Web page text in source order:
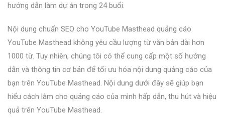
hướng dẫn làm dự án trong 24 buổi.
Nội dung chuẩn SEO cho YouTube Masthead quảng cáo
YouTube Masthead không yêu cầu lượng từ văn bản dài hơn
1000 từ. Tuy nhiên, chúng tôi có thể cung cấp một số hướng
dẫn và thông tin cơ bản để tối ưu hóa nội dung quảng cáo của
bạn trên YouTube Masthead. Nội dung dưới đây sẽ giúp bạn
hiểu cách làm cho quảng cáo của mình hấp dẫn, thu hút và hiệu
quả trên YouTube Masthead.